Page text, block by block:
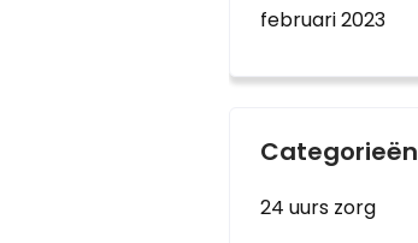
februari 2023
Categorieën
24 uurs zorg